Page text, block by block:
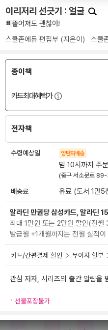
이리저리 선긋기 : 얼굴
삐뚤어져도 괜찮아!
스쿨존에듀 편집부 (지은이) 스쿨
종이책
카드최대혜택가
전자책
수령예상일 양탄자배송
밤 10시까지 주
(중구 서소문로
배송료 유료 (도서 1만5
알라딘 만권당 삼성카드, 알라딘
최대 1만원 또는 2만원 할인(전
발급월 +1개월까지는 전월 실적
카드/간편결제 할인 무이자 할부
관심 저자, 시리즈의 출간 알림을
선물포장불가